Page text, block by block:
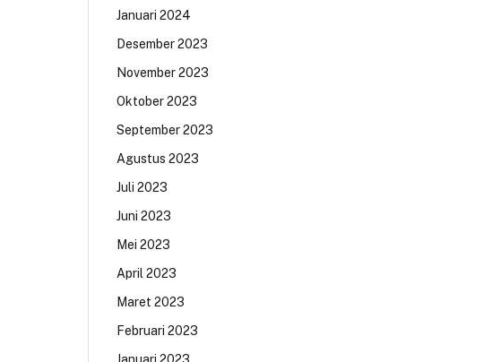
Januari 2024
Desember 2023
November 2023
Oktober 2023
September 2023
Agustus 2023
Juli 2023
Juni 2023
Mei 2023
April 2023
Maret 2023
Februari 2023